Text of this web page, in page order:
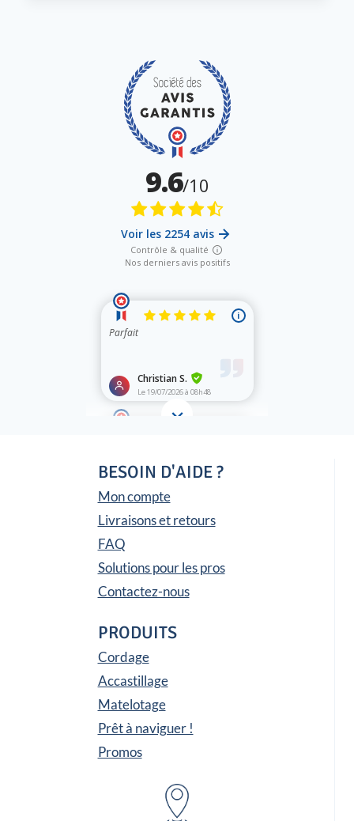
BESOIN D'AIDE ?
Mon compte
Livraisons et retours
FAQ
Solutions pour les pros
Contactez-nous
PRODUITS
Cordage
Accastillage
Matelotage
Prêt à naviguer !
Promos